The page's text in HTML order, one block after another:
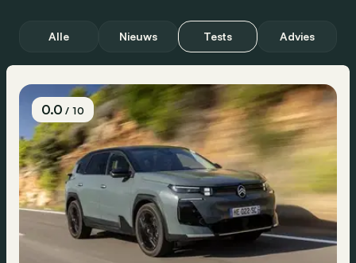
Alle Nieuws Tests Advies
0.0/ 10